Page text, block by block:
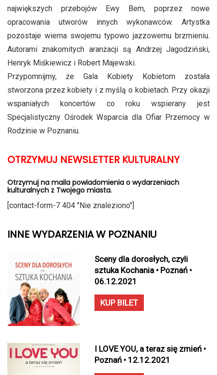
największych przebojów Ewy Bem, poprzez nowe
opracowania utworów innych wykonawców. Artystka
pozostaje wierna swojemu typowo jazzowemu brzmieniu.
Autorami znakomitych aranżacji są Andrzej Jagodziński,
Henryk Miśkiewicz i Robert Majewski.
Przypomnijmy, że Gala Kobiety Kobietom została
stworzona przez kobiety i z myślą o kobietach. Przy okazji
wspaniałych koncertów co roku wspierany jest
Specjalistyczny Ośrodek Wsparcia dla Ofiar Przemocy w
Rodzinie w Poznaniu.
OTRZYMUJ NEWSLETTER KULTURALNY
Otrzymuj na maila powiadomienia o wydarzeniach
kulturalnych z Twojego miasta.
[contact-form-7 404 "Nie znaleziono"]
INNE WYDARZENIA W POZNANIU
Sceny dla dorosłych, czyli
sztuka Kochania • Poznań •
06.12.2021
KUP BILET
I LOVE YOU, a teraz się zmień •
Poznań • 12.12.2021